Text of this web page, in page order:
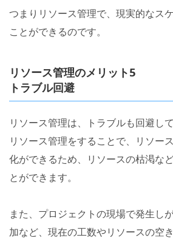
つまりリソース管理で、現実的なス
ことができるのです。
リソース管理のメリット5
トラブル回避
リソース管理は、トラブルも回避して
リソース管理をすることで、リソー
化ができるため、リソースの枯渇な
とができます。
また、プロジェクトの現場で発生し
加など、現在の工数やリソースの空